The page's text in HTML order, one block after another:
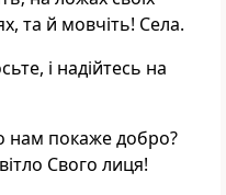
та й мовчіть! Села.
і надійтесь на
нам покаже добро?
Свого лиця!